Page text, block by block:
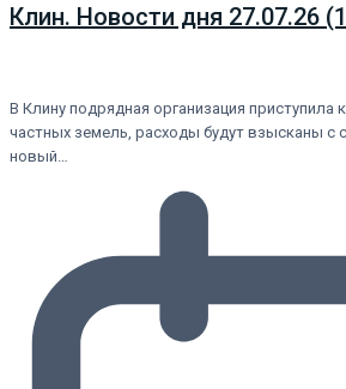
Клин. Новости дня 27.07.26
В Клину подрядная организация приступила
частных земель, расходы будут взысканы с
новый…